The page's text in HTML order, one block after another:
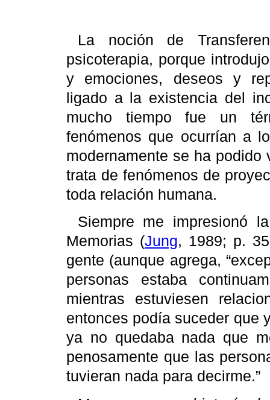
La noción de
psicoterapia, porque
y emociones, deseos y
ligado a la existencia del
mucho tiempo fue un
fenómenos que ocurrían a
modernamente se ha
trata de fenómenos de
toda relación humana.
Siempre me impresionó
Memorias (Jung, 1989; p.
gente (aunque agrega,
personas estaba
mientras estuviesen
entonces podía suceder que
ya no quedaba nada que
penosamente que las
tuvieran nada para decirme.”